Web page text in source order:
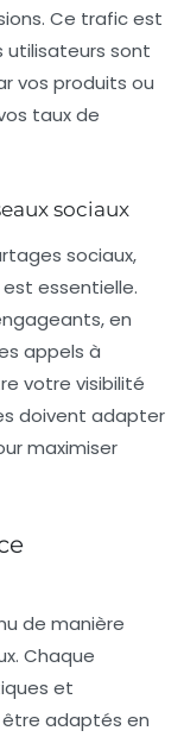
Ce trafic est
utilisateurs sont
vos produits ou
taux de
sociaux
sociaux,
essentielle.
en
appels à
votre visibilité
doivent adapter
maximiser
de manière
Chaque
et
adaptés en